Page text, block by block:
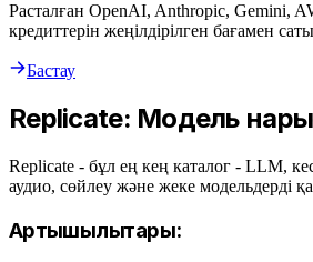
Расталған OpenAI, Anthropic, Gemini,
кредиттерін жеңілдірілген бағамен
Бастау
Replicate: Модель
Replicate - бұл ең кең каталог - LLM,
аудио, сөйлеу және жеке модельдерді
Артықшылықтары: